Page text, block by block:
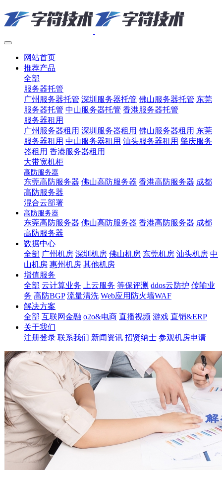
网站首页
推荐产品
全部
服务器托管
广州服务器托管 深圳服务器托管 佛山服务器托管 东莞
服务器托管 中山服务器托管 香港服务器托管
服务器租用
广州服务器租用 深圳服务器租用 佛山服务器租用 东莞
服务器租用 中山服务器租用 汕头服务器租用 肇庆服务
器租用 香港服务器租用
大带宽机柜
高防服务器
东莞高防服务器 佛山高防服务器 香港高防服务器 成都
高防服务器
混合云部署
高防服务器
东莞高防服务器 佛山高防服务器 香港高防服务器 成都
高防服务器
数据中心
全部 广州机房 深圳机房 佛山机房 东莞机房 汕头机房 中
山机房 惠州机房 其他机房
增值服务
全部 云计算业务 上云服务 等保评测 ddos云防护 传输业
务 高防BGP 流量清洗 Web应用防火墙WAF
解决方案
全部 互联网金融 o2o&电商 直播视频 游戏 直销&ERP
关于我们
注册登录 联系我们 新闻资讯 招贤纳士 参观机房申请